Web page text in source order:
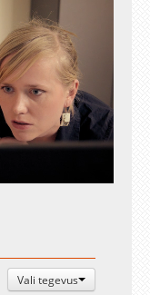
Vali tegevus